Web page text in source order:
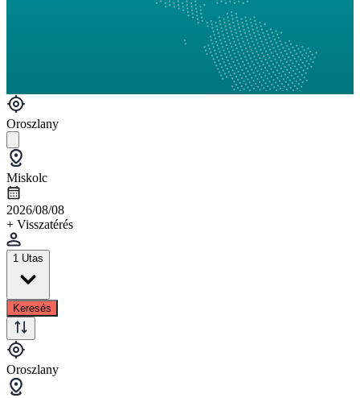
Oroszlany
Miskolc
2026/08/08
+ Visszatérés
1 Utas
Keresés
Oroszlany